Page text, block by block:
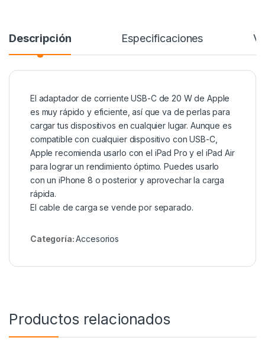
Descripción Especificaciones
El adaptador de corriente USB-C de 20 W de Apple
es muy rápido y eficiente, así que va de perlas para
cargar tus dispositivos en cualquier lugar. Aunque es
compatible con cualquier dispositivo con USB-C,
Apple recomienda usarlo con el iPad Pro y el iPad Air
para lograr un rendimiento óptimo. Puedes usarlo
con un iPhone 8 o posterior y aprovechar la carga
rápida.
El cable de carga se vende por separado.
Categoría:Accesorios
Productos relacionados